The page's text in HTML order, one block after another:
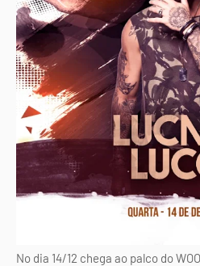
No dia 14/12 chega ao palco do